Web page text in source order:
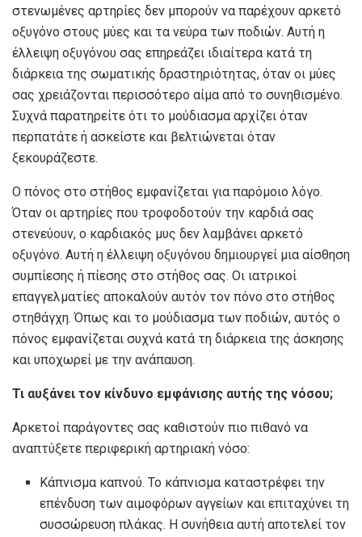
στενωμένες αρτηρίες δεν μπορούν να παρέχουν αρκετό
οξυγόνο στους μύες και τα νεύρα των ποδιών. Αυτή η
έλλειψη οξυγόνου σας επηρεάζει ιδιαίτερα κατά τη
διάρκεια της σωματικής δραστηριότητας, όταν οι μύες
σας χρειάζονται περισσότερο αίμα από το συνηθισμένο.
Συχνά παρατηρείτε ότι το μούδιασμα αρχίζει όταν
περπατάτε ή ασκείστε και βελτιώνεται όταν
ξεκουράζεστε.
Ο πόνος στο στήθος εμφανίζεται για παρόμοιο λόγο.
Όταν οι αρτηρίες που τροφοδοτούν την καρδιά σας
στενεύουν, ο καρδιακός μυς δεν λαμβάνει αρκετό
οξυγόνο. Αυτή η έλλειψη οξυγόνου δημιουργεί μια αίσθηση
συμπίεσης ή πίεσης στο στήθος σας. Οι ιατρικοί
επαγγελματίες αποκαλούν αυτόν τον πόνο στο στήθος
στηθάγχη. Όπως και το μούδιασμα των ποδιών, αυτός ο
πόνος εμφανίζεται συχνά κατά τη διάρκεια της άσκησης
και υποχωρεί με την ανάπαυση.
Τι αυξάνει τον κίνδυνο εμφάνισης αυτής της νόσου;
Αρκετοί παράγοντες σας καθιστούν πιο πιθανό να
αναπτύξετε περιφερική αρτηριακή νόσο:
Κάπνισμα καπνού. Το κάπνισμα καταστρέφει την
επένδυση των αιμοφόρων αγγείων και επιταχύνει τη
συσσώρευση πλάκας. Η συνήθεια αυτή αποτελεί τον